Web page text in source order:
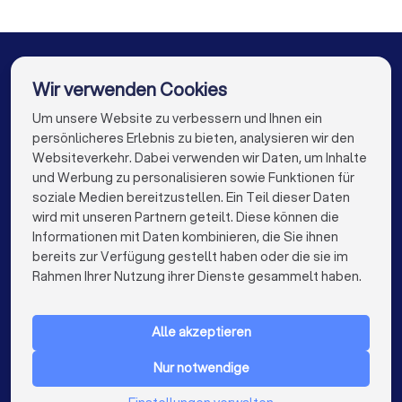
Gärtner in Duisburg
Gärtner in Wuppertal
Gärtner in Bielefeld
Gärtner in Bonn
Gärtner in Münster
Die besten Unternehmen für Sie
info@trustlocal.de
FÜR PRIVATPERSONEN
Niederlande
Wir verwenden Cookies
Um unsere Website zu verbessern und Ihnen ein
persönlicheres Erlebnis zu bieten, analysieren wir den
Websiteverkehr. Dabei verwenden wir Daten, um Inhalte
und Werbung zu personalisieren sowie Funktionen für
soziale Medien bereitzustellen. Ein Teil dieser Daten
wird mit unseren Partnern geteilt. Diese können die
Informationen mit Daten kombinieren, die Sie ihnen
bereits zur Verfügung gestellt haben oder die sie im
Rahmen Ihrer Nutzung ihrer Dienste gesammelt haben.
Alle akzeptieren
Nur notwendige